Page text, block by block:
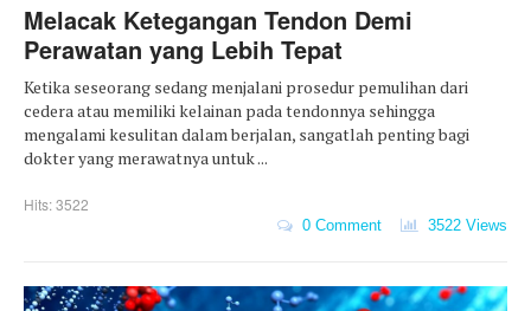
Melacak Ketegangan Tendon Demi
Perawatan yang Lebih Tepat
Ketika seseorang sedang menjalani prosedur pemulihan dari
cedera atau memiliki kelainan pada tendonnya sehingga
mengalami kesulitan dalam berjalan, sangatlah penting bagi
dokter yang merawatnya untuk ...
Hits: 3522
0 Comment 3522 Views